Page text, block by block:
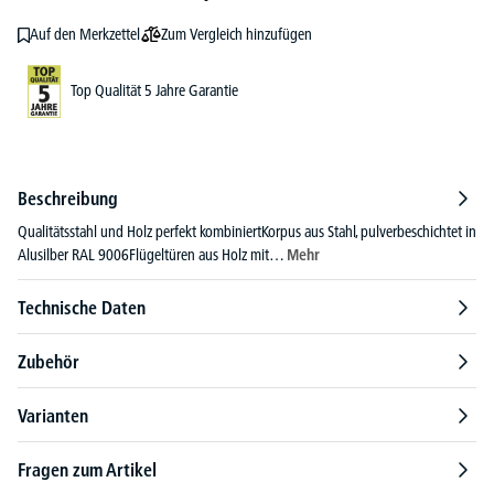
Auf den Merkzettel Zum Vergleich hinzufügen
Top Qualität 5 Jahre Garantie
Beschreibung
Qualitätsstahl und Holz perfekt kombiniertKorpus aus Stahl, pulverbeschichtet in
Alusilber RAL 9006Flügeltüren aus Holz mit… Mehr
Technische Daten
Zubehör
Varianten
Fragen zum Artikel